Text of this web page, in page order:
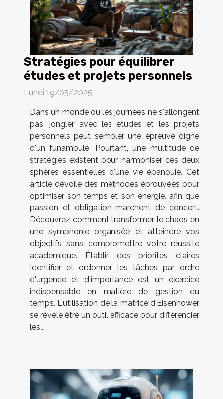
Stratégies pour équilibrer
études et projets personnels
Lundi 19/05/2025
Dans un monde où les journées ne s'allongent
pas, jongler avec les études et les projets
personnels peut sembler une épreuve digne
d'un funambule. Pourtant, une multitude de
stratégies existent pour harmoniser ces deux
sphères essentielles d'une vie épanouie. Cet
article dévoile des méthodes éprouvées pour
optimiser son temps et son énergie, afin que
passion et obligation marchent de concert.
Découvrez comment transformer le chaos en
une symphonie organisée et atteindre vos
objectifs sans compromettre votre réussite
académique. Établir des priorités claires
Identifier et ordonner les tâches par ordre
d'urgence et d'importance est un exercice
indispensable en matière de gestion du
temps. L'utilisation de la matrice d'Eisenhower
se révèle être un outil efficace pour différencier
les...